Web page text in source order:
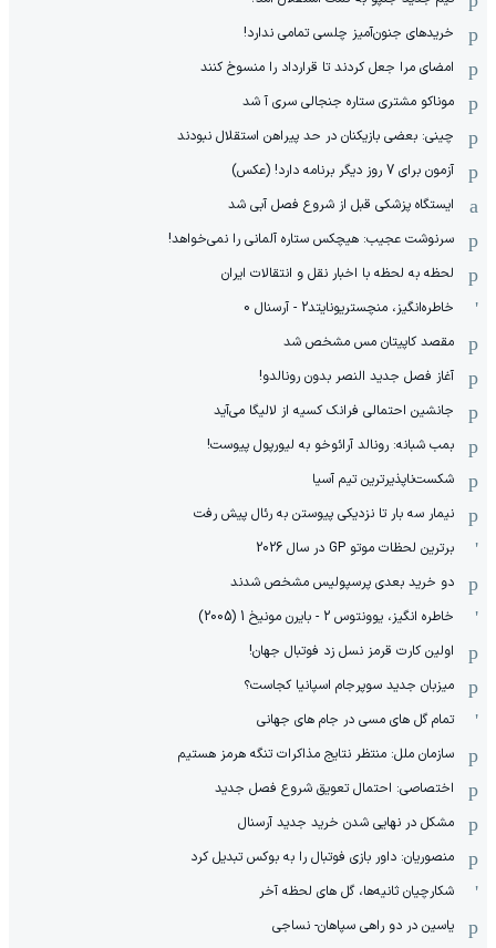
خریدهای جنون‌آمیز چلسی تمامی ندارد!
امضای مرا جعل کردند تا قرارداد را منسوخ کنند
موناکو مشتری ستاره جنجالی سری آ شد
چینی: بعضی بازیکنان در حد پیراهن استقلال نبودند
آزمون برای 7 روز دیگر برنامه دارد! (عکس)
ایستگاه پزشکی قبل از شروع فصل آبی شد
سرنوشت عجیب: هیچکس ستاره آلمانی را نمی‌خواهد!
لحظه به لحظه با اخبار نقل و انتقالات ایران
خاطره‌انگیز، منچستریونایتد2 - آرسنال 0
مقصد کاپیتان مس مشخص شد
آغاز فصل جدید النصر بدون رونالدو!
جانشین احتمالی فرانک کسیه از لالیگا می‌آید
بمب شبانه: رونالد آرائوخو به لیورپول پیوست!
شکست‌ناپذیرترین تیم آسیا
نیمار سه بار تا نزدیکی پیوستن به رئال پیش رفت
برترین لحظات موتو GP در سال 2026
دو خرید بعدی پرسپولیس مشخص شدند
خاطره انگیز، یوونتوس 2 - بایرن مونیخ 1 (2005)
اولین کارت قرمز نسل زد فوتبال جهان!
میزبان جدید سوپرجام اسپانیا کجاست؟
تمام گل های مسی در جام های جهانی
سازمان ملل: منتظر نتایج مذاکرات تنگه هرمز هستیم
اختصاصی: احتمال تعویق شروع فصل جدید
مشکل در نهایی شدن خرید جدید آرسنال
منصوریان: داور بازی فوتبال را به بوکس تبدیل کرد
شکارچیان ثانیه‌ها، گل های لحظه آخر
یاسین در دو راهی سپاهان- نساجی